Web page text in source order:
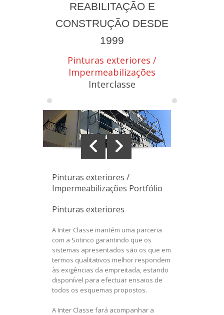
REABILITAÇÃO E
CONSTRUÇÃO DESDE
1999
Pinturas exteriores /
Impermeabilizações
Interclasse
Pinturas exteriores /
Impermeabilizações Portfólio
Pinturas exteriores
A Inter Classe mantém uma parceria
com a Sotinco garantindo que os
sistemas apresentados são os que em
termos qualitativos melhor respondem
às exigências da empreitada, estando
disponível para efectuar ensaios de
todos os esquemas propostos.
A Inter Classe fará acompanhar a